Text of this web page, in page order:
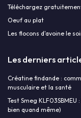
Téléchargez
Oeuf au plat
Les flocons d'avoine le
Les derniers
Créatine findande :
musculaire et la santé
Test Smeg
bien quand même)